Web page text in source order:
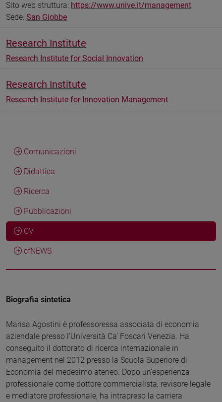
Sito web struttura: https://www.unive.it/management
Sede: San Giobbe
Research Institute
Research Institute for Social Innovation
Research Institute
Research Institute for Innovation Management
Comunicazioni
Didattica
Ricerca
Pubblicazioni
CV
cfNEWS
Biografia sintetica
Marisa Agostini è professoressa associata di economia
aziendale presso l’Università Ca’ Foscari Venezia. Ha
conseguito il dottorato di ricerca internazionale in
management nel 2012 presso la Scuola Superiore di
Economia del medesimo ateneo. Dopo un’esperienza
professionale come dottore commercialista, revisore legale
e mediatore professionale, ha intrapreso la carriera